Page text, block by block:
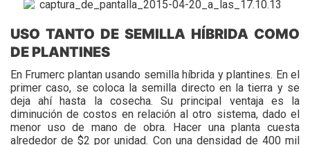
USO TANTO DE SEMILLA HÍBRIDA COMO
DE PLANTINES
En Frumerc plantan usando semilla híbrida y plantines. En el
primer caso, se coloca la semilla directo en la tierra y se
deja ahí hasta la cosecha. Su principal ventaja es la
diminución de costos en relación al otro sistema, dado el
menor uso de mano de obra. Hacer una planta cuesta
alrededor de $2 por unidad. Con una densidad de 400 mil